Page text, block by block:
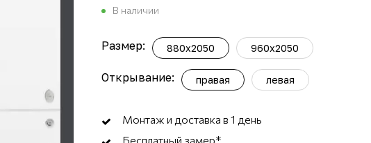
В наличии
Размер: 880x2050 960x2050
Открывание: правая левая
Монтаж и доставка в 1 день
Бесплатный замер*